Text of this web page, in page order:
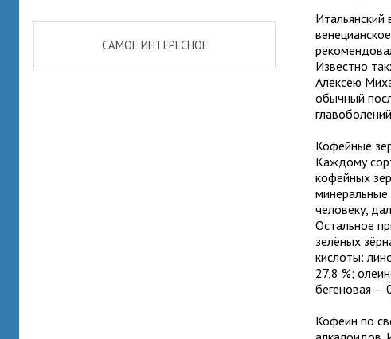
САМОЕ ИНТЕРЕСНОЕ
Известно
Алексею
обычный
Кофейные
Каждому
кофейных
минеральные
человеку,
Остальное
зелёных
кислоты:
27,8 %;
бегеновая —
Кофеин по